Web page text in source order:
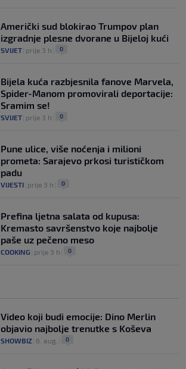
Američki sud blokirao Trumpov plan
izgradnje plesne dvorane u Bijeloj kući
SVIJET prije 3 h 0
Bijela kuća razbjesnila fanove Marvela,
Spider-Manom promovirali deportacije:
Sramim se!
SVIJET prije 3 h 0
Pune ulice, više noćenja i milioni
prometa: Sarajevo prkosi turističkom
padu
VIJESTI prije 3 h 0
Prefina ljetna salata od kupusa:
Kremasto savršenstvo koje najbolje
paše uz pečeno meso
COOKING prije 3 h 0
Video koji budi emocije: Dino Merlin
objavio najbolje trenutke s Koševa
SHOWBIZ 6. aug. 0